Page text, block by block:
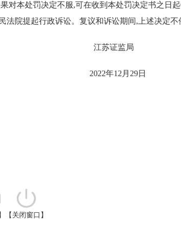
本处罚决定不服,可在收到本处罚决定书之日
院提起行政诉讼。复议和诉讼期间,上述决定不
局
29日
【关闭窗口】